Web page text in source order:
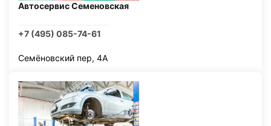
Автосервис Семеновская
+7 (495) 085-74-61
Семёновский пер, 4А